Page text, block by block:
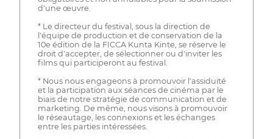
d'une œuvre.
* Le directeur du festival, sous la direction de
l'équipe de production et de conservation de la
10e édition de la FICCA Kunta Kinte, se réserve le
droit d'accepter, de sélectionner ou d'inviter les
films qui participeront au festival.
* Nous nous engageons à promouvoir l'assiduité
et la participation aux séances de cinéma par le
biais de notre stratégie de communication et de
marketing. De même, nous visons à promouvoir
le réseautage, les connexions et les échanges
entre les parties intéressées.